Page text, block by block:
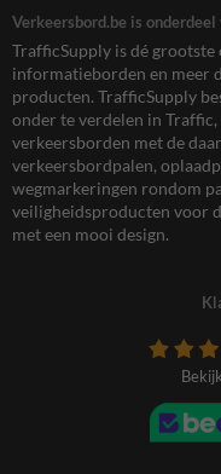
Verkeersbord.be is
TrafficSupply is dé grootste
informatieborden en meer
producten. TrafficSupply
onder te verdelen in Traffic,
verkeersborden met de
verkeersbordpalen,
wegmarkeringen rondom
veiligheidsproducten voor
met een mooi design.